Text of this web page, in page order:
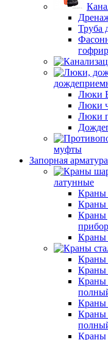
Труба
Люки
Люки
Люки
муфты
Запорная арматура
латунные
Краны
Краны
Краны
Краны
Краны
Краны
Краны
Краны